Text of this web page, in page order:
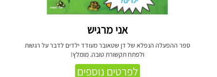
אני מרגיש
ספר ההפעלה הנפלא של דן שטאובר מעודד ילדים לדבר על רגשות
ולפתח תקשורת טובה. מומלץ!
לפרטים נוספים